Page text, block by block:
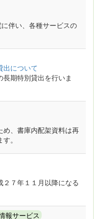
伴い、各種サービスの
出について
期特別貸出を行いま
め、書庫内配架資料は再
。
２７年１１月以降になる
報サービス